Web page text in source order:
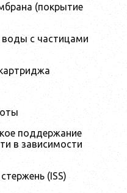
(покрытие
воды с частицами
поддержание
в зависимости
(ISS)